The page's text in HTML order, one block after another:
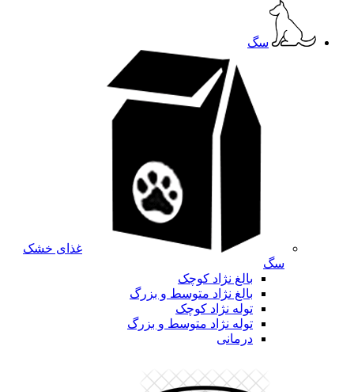
سگ
غذای خشک
سگ
بالغ نژاد کوچک
بالغ نژاد متوسط و بزرگ
توله نژاد کوچک
توله نژاد متوسط و بزرگ
درمانی